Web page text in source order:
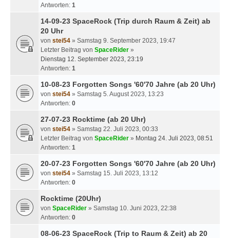
Antworten: 1
14-09-23 SpaceRock (Trip durch Raum & Zeit) ab
20 Uhr
von stei54 » Samstag 9. September 2023, 19:47
Letzter Beitrag von SpaceRider »
Dienstag 12. September 2023, 23:19
Antworten: 1
10-08-23 Forgotten Songs '60'70 Jahre (ab 20 Uhr)
von stei54 » Samstag 5. August 2023, 13:23
Antworten: 0
27-07-23 Rocktime (ab 20 Uhr)
von stei54 » Samstag 22. Juli 2023, 00:33
Letzter Beitrag von SpaceRider » Montag 24. Juli 2023, 08:51
Antworten: 1
20-07-23 Forgotten Songs '60'70 Jahre (ab 20 Uhr)
von stei54 » Samstag 15. Juli 2023, 13:12
Antworten: 0
Rocktime (20Uhr)
von SpaceRider » Samstag 10. Juni 2023, 22:38
Antworten: 0
08-06-23 SpaceRock (Trip to Raum & Zeit) ab 20